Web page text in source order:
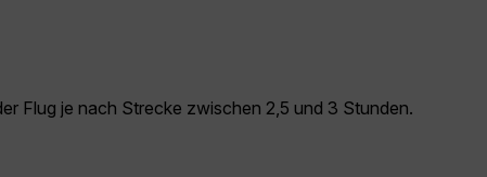
Flug je nach Strecke zwischen 2,5 und 3 Stunden.